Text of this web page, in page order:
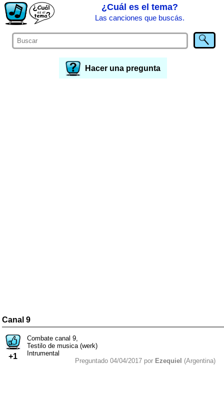
¿Cuál es el tema?
Las canciones que buscás.
Hacer una pregunta
Canal 9
+1
Combate canal 9,
Testilo de musica (werk)
Intrumental
Preguntado 04/04/2017 por Ezequiel (Argentina)